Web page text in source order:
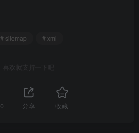
# sitemap # xml
喜欢就支持一下吧
0 分享 收藏